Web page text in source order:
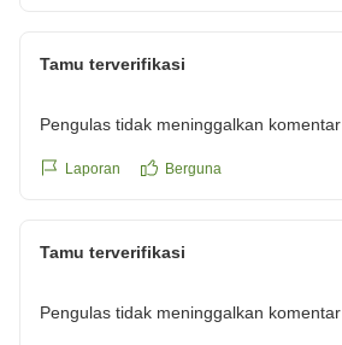
Tamu terverifikasi
Pengulas tidak meninggalkan komentar
Laporan Berguna
Tamu terverifikasi
Pengulas tidak meninggalkan komentar